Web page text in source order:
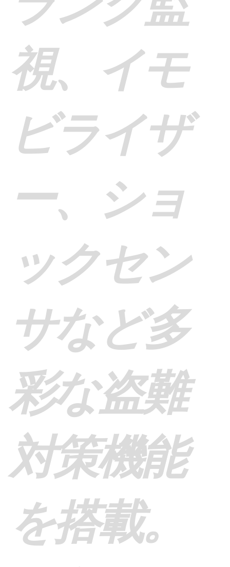
視、イモ
ビライザ
ー、ショ
ックセン
サなど多
彩な盗難
対策機能
を搭載。